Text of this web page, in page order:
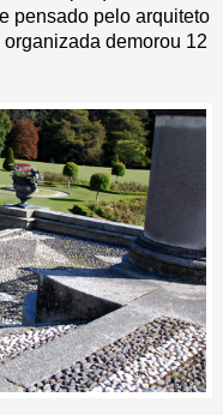
pensado pelo arquiteto
demorou 12